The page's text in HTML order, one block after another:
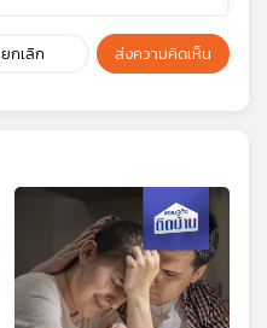
ยกเลิก ส่งความคิดเห็น